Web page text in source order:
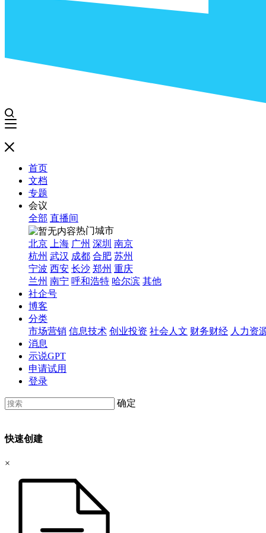
首页
文档
专题
会议
全部 直播间
热门城市
北京
上海 广州 深圳 南京
杭州 武汉 成都 合肥 苏州
宁波 西安 长沙 郑州 重庆
兰州 南宁 呼和浩特 哈尔滨 其他
社企号
博客
分类
市场营销 信息技术 创业投资 社会人文 财务财经 人力资
消息
示说GPT
申请试用
登录
确定
快速创建
×